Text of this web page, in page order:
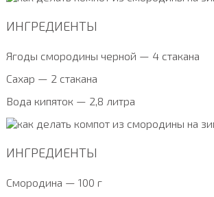
ИНГРЕДИЕНТЫ
Ягоды смородины черной — 4 стакана
Сахар — 2 стакана
Вода кипяток — 2,8 литра
ИНГРЕДИЕНТЫ
Смородина — 100 г